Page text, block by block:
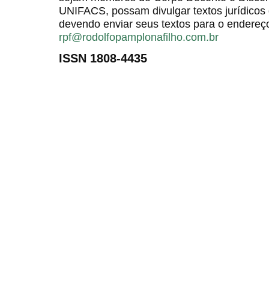
UNIFACS, possam divulgar textos
devendo enviar seus textos para o
rpf@rodolfopamplonafilho.com.br
ISSN 1808-4435